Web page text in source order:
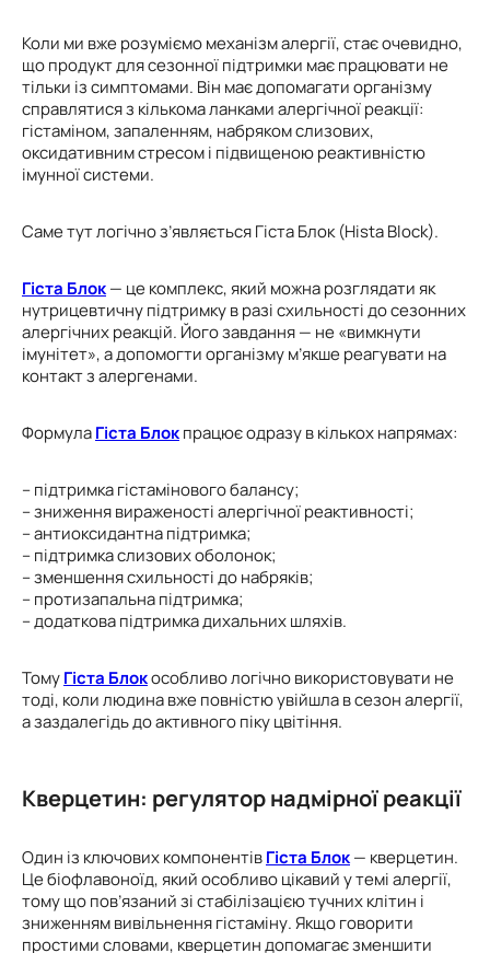
Коли ми вже розуміємо механізм алергії, стає очевидно,
що продукт для сезонної підтримки має працювати не
тільки із симптомами. Він має допомагати організму
справлятися з кількома ланками алергічної реакції:
гістаміном, запаленням, набряком слизових,
оксидативним стресом і підвищеною реактивністю
імунної системи.
Саме тут логічно з’являється Гіста Блок (Hista Block).
Гіста Блок— це комплекс, який можна розглядати як
нутрицевтичну підтримку в разі схильності до сезонних
алергічних реакцій. Його завдання — не «вимкнути
імунітет», а допомогти організму м’якше реагувати на
контакт з алергенами.
ФормулаГіста Блокпрацює одразу в кількох напрямах:
– підтримка гістамінового балансу;
– зниження вираженості алергічної реактивності;
– антиоксидантна підтримка;
– підтримка слизових оболонок;
– зменшення схильності до набряків;
– протизапальна підтримка;
– додаткова підтримка дихальних шляхів.
ТомуГіста Блокособливо логічно використовувати не
тоді, коли людина вже повністю увійшла в сезон алергії,
а заздалегідь до активного піку цвітіння.
Кверцетин: регулятор надмірної реакції
Один із ключових компонентівГіста Блок— кверцетин.
Це біофлавоноїд, який особливо цікавий у темі алергії,
тому що пов’язаний зі стабілізацією тучних клітин і
зниженням вивільнення гістаміну. Якщо говорити
простими словами, кверцетин допомагає зменшити